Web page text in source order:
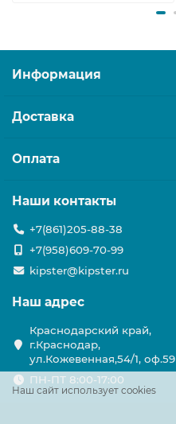
Наш сайт использует cookies
Информация
Доставка
Оплата
Наши контакты
+7(861)205-88-38
+7(958)609-70-99
kipster@kipster.ru
Наш адрес
Краснодарский край,
г.Краснодар,
ул.Кожевенная,54/1, оф.59
ПН-ПТ 8:00-17:00